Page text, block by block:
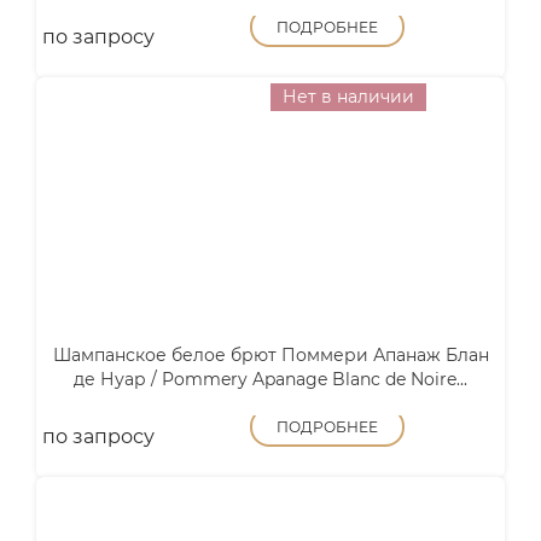
по запросу ПОДРОБНЕЕ
Нет в наличии
Шампанское белое брют Поммери Апанаж Блан
де Нуар / Pommery Apanage Blanc de Noire...
по запросу ПОДРОБНЕЕ